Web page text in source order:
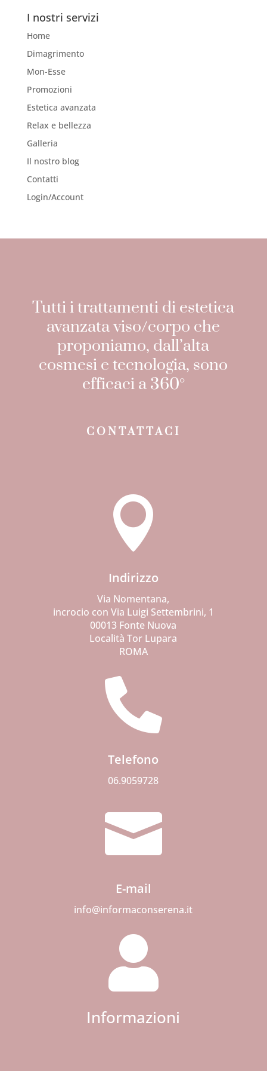
I nostri servizi
Home
Dimagrimento
Mon-Esse
Promozioni
Estetica avanzata
Relax e bellezza
Galleria
Il nostro blog
Contatti
Login/Account
Tutti i trattamenti di estetica
avanzata viso/corpo che
proponiamo, dall’alta
cosmesi e tecnologia, sono
efficaci a 360°
CONTATTACI

Indirizzo
Via Nomentana,
incrocio con Via Luigi Settembrini, 1
00013 Fonte Nuova
Località Tor Lupara
ROMA

Telefono
06.9059728

E-mail
info@informaconserena.it

Informazioni